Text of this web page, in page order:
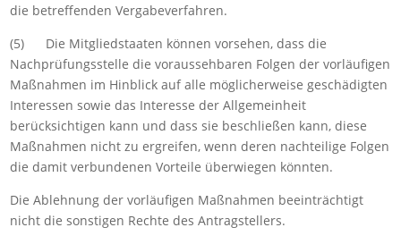
die betreffenden Vergabeverfahren.
(5) Die Mitgliedstaaten können vorsehen, dass die
Nachprüfungsstelle die voraussehbaren Folgen der vorläufigen
Maßnahmen im Hinblick auf alle möglicherweise geschädigten
Interessen sowie das Interesse der Allgemeinheit
berücksichtigen kann und dass sie beschließen kann, diese
Maßnahmen nicht zu ergreifen, wenn deren nachteilige Folgen
die damit verbundenen Vorteile überwiegen könnten.
Die Ablehnung der vorläufigen Maßnahmen beeinträchtigt
nicht die sonstigen Rechte des Antragstellers.